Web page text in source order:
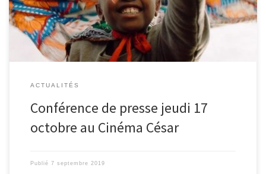
ACTUALITÉS
Conférence de presse jeudi 17
octobre au Cinéma César
Publié 7 septembre 2019